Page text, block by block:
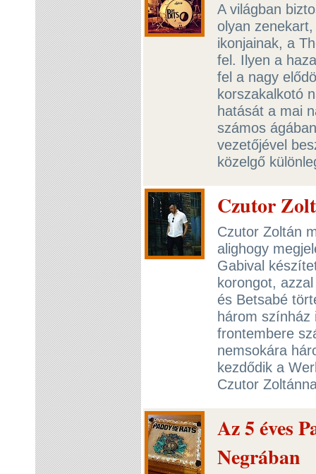
A világban
olyan
ikonjainak, a
fel. Ilyen a
fel a nagy
korszakalkotó
hatását a mai
számos
vezetőjével
közelgő
Czutor
Czutor Zoltán
alighogy
Gabival
korongot,
és Betsabé
három színház
frontembere
nemsokára
kezdődik a
Czutor
Az 5 éves
Negrában